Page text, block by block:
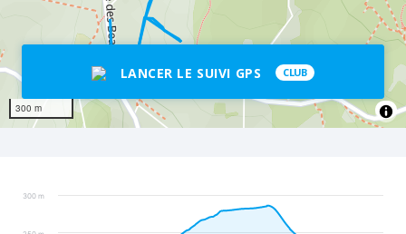
300 m
LANCER LE SUIVI GPS CLUB
300 m